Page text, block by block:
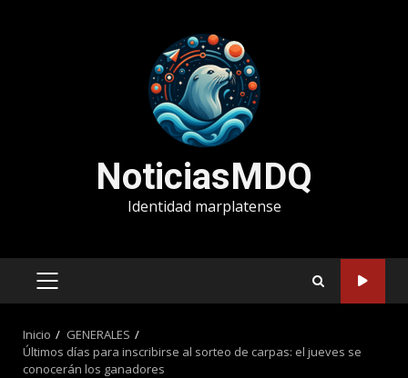
NoticiasMDQ
Identidad marplatense
MENÚ
Inicio
GENERALES
Últimos días para inscribirse al sorteo de carpas: el jueves se
conocerán los ganadores